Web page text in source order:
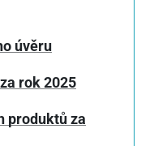
úvěru
rok 2025
produktů za